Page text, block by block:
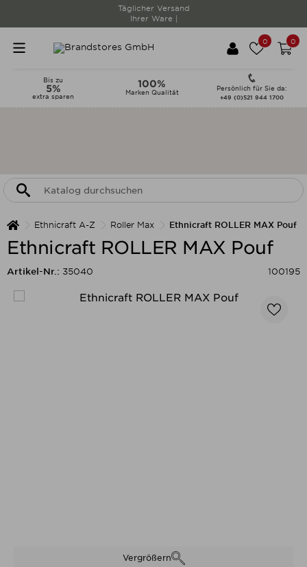
Täglicher Versand
Ihrer Ware |
0 0
Bis zu
5%
extra sparen
100%
Marken Qualität
Persönlich für Sie da:
+49 (0)521 944 1700
Ethnicraft A-Z Roller Max Ethnicraft ROLLER MAX Pouf
Ethnicraft ROLLER MAX Pouf
Artikel-Nr.: 35040 100195
Vergrößern